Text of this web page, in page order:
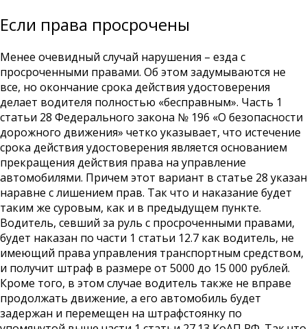
Если права просрочены
Менее очевидный случай нарушения – езда с
просроченными правами. Об этом задумываются не
все, но окончание срока действия удостоверения
делает водителя полностью «бесправным». Часть 1
статьи 28 Федерального закона № 196 «О безопасности
дорожного движения» четко указывает, что истечение
срока действия удостоверения является основанием
прекращения действия права на управление
автомобилями. Причем этот вариант в статье 28 указан
наравне с лишением прав. Так что и наказание будет
таким же суровым, как и в предыдущем пункте.
Водитель, севший за руль с просроченными правами,
будет наказан по части 1 статьи 12.7 как водитель, не
имеющий права управления транспортным средством,
и получит штраф в размере от 5000 до 15 000 рублей.
Кроме того, в этом случае водитель также не вправе
продолжать движение, а его автомобиль будет
задержан и перемещен на штрафстоянку по